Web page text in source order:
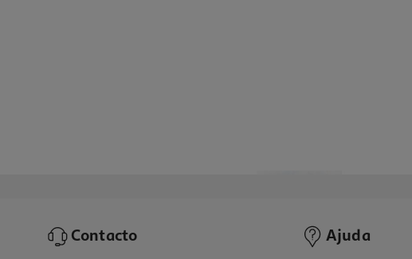
Contacto Ajuda